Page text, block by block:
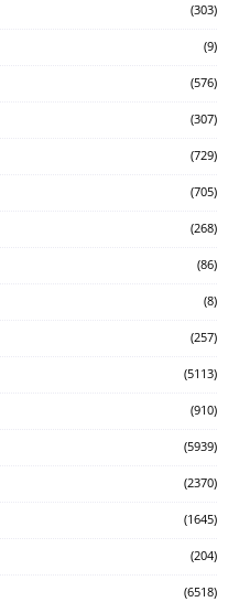
(303)
(9)
(576)
(307)
(729)
(705)
(268)
(86)
(8)
(257)
(5113)
(910)
(5939)
(2370)
(1645)
(204)
(6518)